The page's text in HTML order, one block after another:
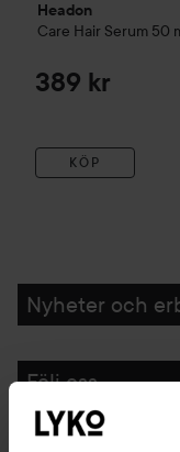
Headon
Care Hair Serum 50
389 kr
KÖP
Nyheter och
Följ oss